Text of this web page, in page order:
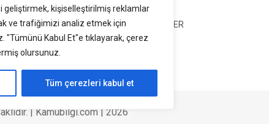
geliştirmek, kişiselleştirilmiş reklamlar
ve trafiğimizi analiz etmek için
"Tümünü Kabul Et"e tıklayarak, çerez
olursunuz.
Tüm çerezleri kabul et
EĞİTİM
GÜNCEL HABER
SİYASET
| Kamubilgi.com | 2026